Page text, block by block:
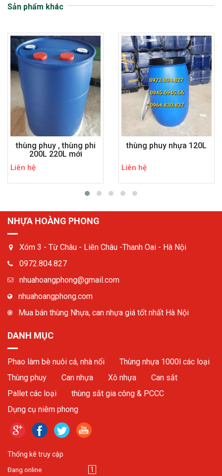
Sản phẩm khác
thùng phuy , thùng phi
200L 220L mới
Liên hệ
thùng phuy nhựa 120L
Liên hệ
NHỰA HOÀNG PHONG
Xóm 3 - Từ Châu - Liên Châu -Thanh Oai - Hà Nội
0972.804.827
nhuahoangphong@gmail.com
nhuahoangphong.com
Mua bán thùng Nhựa, can nhựa giá tốt nhất Hà Nội
DANH MỤC
Phao làm bè nuôi cá, nhà nổi
Thùng nhựa 1000l các loại
Thùng phuy
Can nhựa Xô nhựa
Can sắt
Pallet các loại
thùng sắt gia công & PCCC
Dụng cụ niêm phong
Thống kê truy cập
Đang online 1